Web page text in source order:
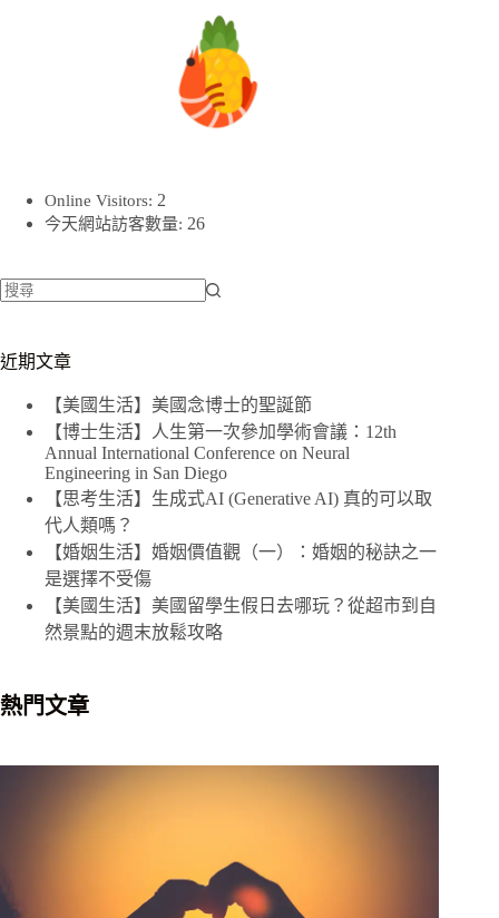
Online Visitors: 2
今天網站訪客數量: 26
到
近期文章
【美國生活】美國念博士的聖誕節
【博士生活】人生第一次參加學術會議：12th
Annual International Conference on Neural
Engineering in San Diego
【思考生活】生成式AI (Generative AI) 真的可以取
代人類嗎？
【婚姻生活】婚姻價值觀（一）：婚姻的秘訣之一
是選擇不受傷
【美國生活】美國留學生假日去哪玩？從超市到自
然景點的週末放鬆攻略
熱門文章